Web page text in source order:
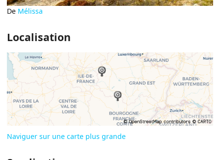
De Mélissa
Localisation
Naviguer sur une carte plus grande